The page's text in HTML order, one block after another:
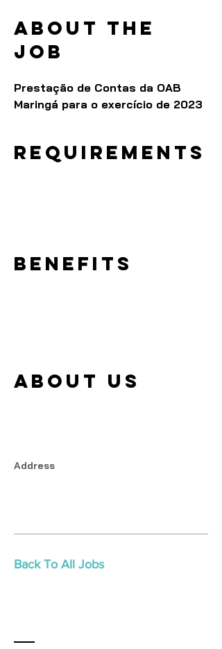
About the
job
Prestação de Contas da OAB
Maringá para o exercício de 2023
Requirements
Benefits
About us
Address
Back To All Jobs